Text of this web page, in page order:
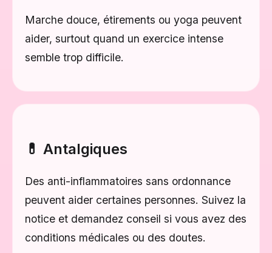
Marche douce, étirements ou yoga peuvent
aider, surtout quand un exercice intense
semble trop difficile.
💊 Antalgiques
Des anti-inflammatoires sans ordonnance
peuvent aider certaines personnes. Suivez la
notice et demandez conseil si vous avez des
conditions médicales ou des doutes.